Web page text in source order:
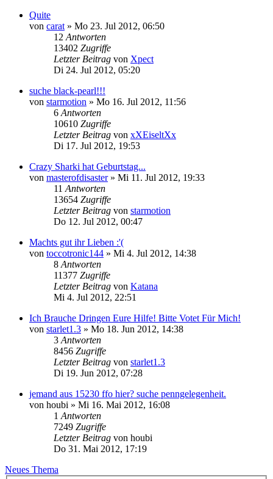
Quite
von carat » Mo 23. Jul 2012, 06:50
12 Antworten
13402 Zugriffe
Letzter Beitrag von Xpect
Di 24. Jul 2012, 05:20
suche black-pearl!!!
von starmotion » Mo 16. Jul 2012, 11:56
6 Antworten
10610 Zugriffe
Letzter Beitrag von xXEiseltXx
Di 17. Jul 2012, 19:53
Crazy Sharki hat Geburtstag...
von masterofdisaster» Mi 11. Jul 2012, 19:33
11 Antworten
13654 Zugriffe
Letzter Beitrag von starmotion
Do 12. Jul 2012, 00:47
Machts gut ihr Lieben :'(
von toccotronic144 » Mi 4. Jul 2012, 14:38
8 Antworten
11377 Zugriffe
Letzter Beitrag von Katana
Mi 4. Jul 2012, 22:51
Ich Brauche Dringen Eure Hilfe! Bitte Votet Für Mich!
von starlet1.3 » Mo 18. Jun 2012, 14:38
3 Antworten
8456 Zugriffe
Letzter Beitrag von starlet1.3
Di 19. Jun 2012, 07:28
jemand aus 15230 ffo hier? suche penngelegenheit.
von houbi » Mi 16. Mai 2012, 16:08
1 Antworten
7249 Zugriffe
Letzter Beitrag von houbi
Do 31. Mai 2012, 17:19
Neues Thema